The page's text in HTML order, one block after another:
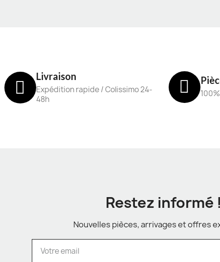
Livraison
Expédition rapide / Colissimo 24-
48h
Restez informé !
Nouvelles pièces, arrivages et offres